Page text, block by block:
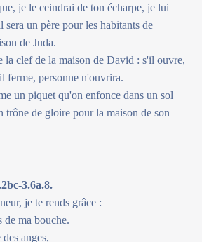
je le ceindrai de ton écharpe, je lui
un père pour les habitants de
de Juda.
la clef de la maison de David : s'il ouvre,
ferme, personne n'ouvrira.
un piquet qu'on enfonce dans un sol
trône de gloire pour la maison de son
3.6a.8.
je te rends grâce :
de ma bouche.
anges,